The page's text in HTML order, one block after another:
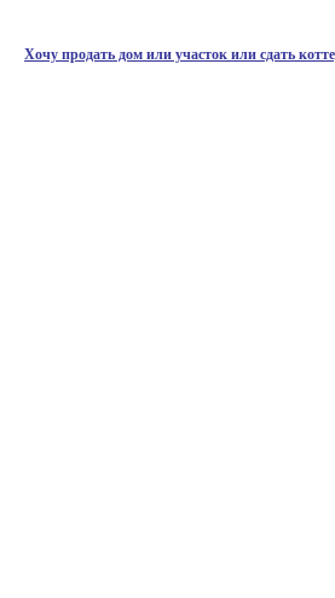
Хочу продать дом или участок или сдать